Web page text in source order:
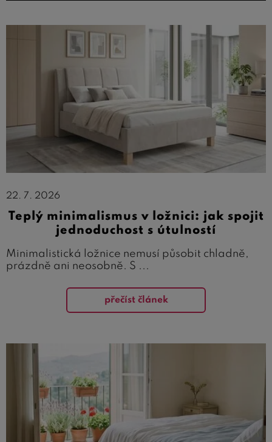
22. 7. 2026
Teplý minimalismus v ložnici: jak spojit
jednoduchost s útulností
Minimalistická ložnice nemusí působit chladně,
prázdně ani neosobně. S ...
přečíst článek